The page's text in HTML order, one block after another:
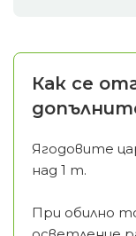
Как се
Ягодовите
над 1 m.
При обилно